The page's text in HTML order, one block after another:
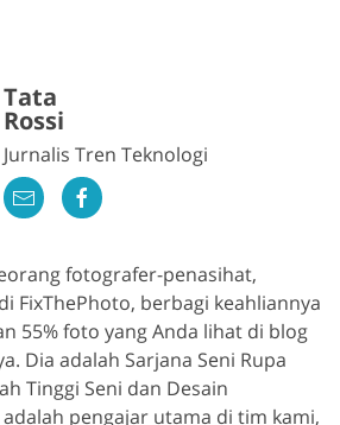
Tata
Rossi
Jurnalis Tren Teknologi
fotografer-penasihat,
FixThePhoto, berbagi keahliannya
55% foto yang Anda lihat di blog
Dia adalah Sarjana Seni Rupa
Tinggi Seni dan Desain
pengajar utama di tim kami,